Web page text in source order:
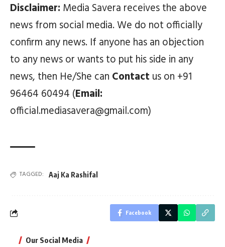
Disclaimer: Media Savera receives the above
news from social media. We do not officially
confirm any news. If anyone has an objection
to any news or wants to put his side in any
news, then He/She can Contact us on +91
96464 60494 (Email:
official.mediasavera@gmail.com)
TAGGED: Aaj Ka Rashifal
Facebook
Our Social Media